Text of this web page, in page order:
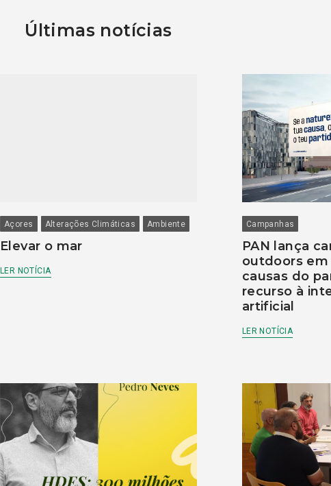
Últimas notícias
Açores Alterações Climáticas Ambiente
Elevar o mar
LER NOTÍCIA
Campanhas
PAN lança
outdoors
causas do
recurso à
artificial
LER NOTÍCIA